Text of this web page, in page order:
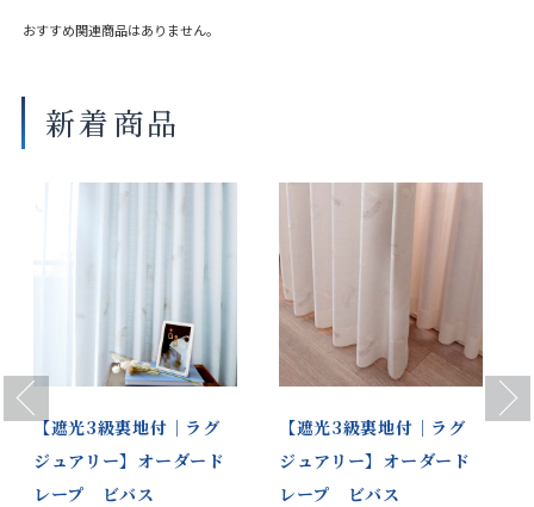
おすすめ関連商品はありません。
新着商品
Previous
【遮光3級裏地付｜ラグ
ジュアリー】オーダード
レープ ビバス
【遮光3級裏地付｜ラグ
ジュアリー】オーダード
レープ ビバス
Next